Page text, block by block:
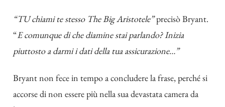
“TU chiami te stesso The Big Aristotele”precisò Bryant.
“E comunque di che diamine stai parlando? Inizia
piuttosto a darmi i dati della tua assicurazione…”
Bryant non fece in tempo a concludere la frase, perché si
accorse di non essere più nella sua devastata camera da